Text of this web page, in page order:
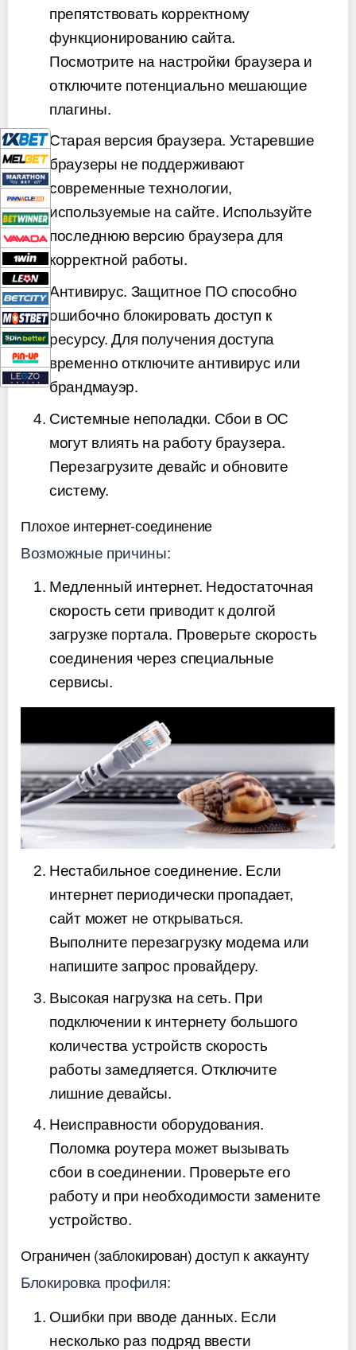
препятствовать корректному
функционированию сайта.
Посмотрите на настройки браузера и
отключите потенциально мешающие
плагины.
Старая версия браузера. Устаревшие
браузеры не поддерживают
современные технологии,
используемые на сайте. Используйте
последнюю версию браузера для
корректной работы.
Антивирус. Защитное ПО способно
ошибочно блокировать доступ к
ресурсу. Для получения доступа
временно отключите антивирус или
брандмауэр.
Системные неполадки. Сбои в ОС
могут влиять на работу браузера.
Перезагрузите девайс и обновите
систему.
Плохое интернет-соединение
Возможные причины:
Медленный интернет. Недостаточная
скорость сети приводит к долгой
загрузке портала. Проверьте скорость
соединения через специальные
сервисы.
Нестабильное соединение. Если
интернет периодически пропадает,
сайт может не открываться.
Выполните перезагрузку модема или
напишите запрос провайдеру.
Высокая нагрузка на сеть. При
подключении к интернету большого
количества устройств скорость
работы замедляется. Отключите
лишние девайсы.
Неисправности оборудования.
Поломка роутера может вызывать
сбои в соединении. Проверьте его
работу и при необходимости замените
устройство.
Ограничен (заблокирован) доступ к аккаунту
Блокировка профиля:
Ошибки при вводе данных. Если
несколько раз подряд ввести